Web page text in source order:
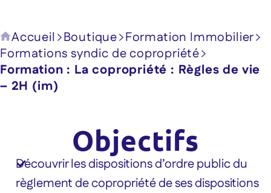
Accueil Boutique Formation Immobilier
Formations syndic de copropriété
Formation : La copropriété : Règles de vie
– 2H (im)
Objectifs
Découvrir les dispositions d’ordre public du
règlement de copropriété de ses dispositions